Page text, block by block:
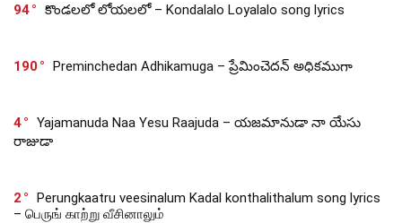
94
కొండలలో లోయలలో – Kondalalo Loyalalo song lyrics
190 Preminchedan Adhikamuga – ప్రేమించెదన్ అధికముగా
4
Yajamanuda Naa Yesu Raajuda – యజమానుడా నా యేసు
రాజుడా
2
Perungkaatru veesinalum Kadal konthalithalum song lyrics
– பெருங் காற்று வீசினாலும்